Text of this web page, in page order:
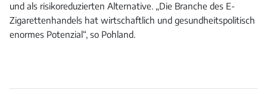
und als risikoreduzierten Alternative. „Die Branche des E-
Zigarettenhandels hat wirtschaftlich und gesundheitspolitisch
enormes Potenzial“, so Pohland.